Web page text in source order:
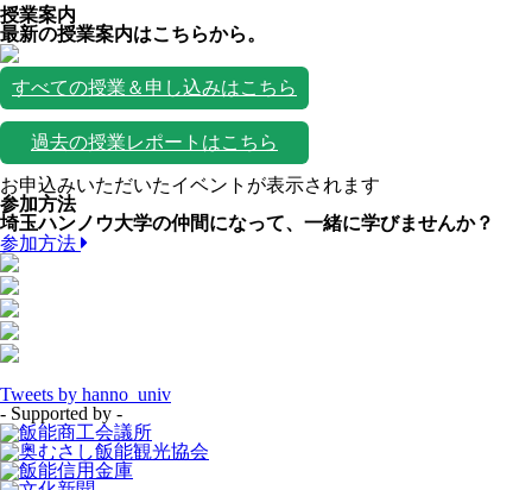
授業案内
最新の授業案内はこちらから。
すべての授業＆申し込みはこちら
過去の授業レポートはこちら
お申込みいただいたイベントが表示されます
参加方法
埼玉ハンノウ大学の仲間になって、一緒に学びませんか？
参加方法
Tweets by hanno_univ
- Supported by -